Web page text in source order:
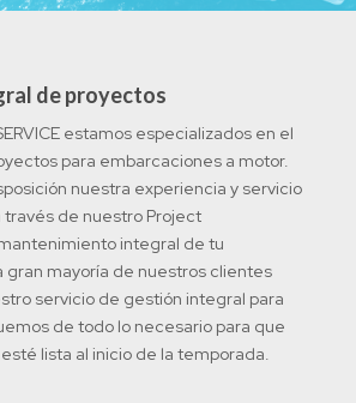
de proyectos
estamos especializados en el
para embarcaciones a motor.
nuestra experiencia y servicio
través de nuestro Project
integral de tu
gran mayoría de nuestros clientes
servicio de gestión integral para
de todo lo necesario para que
lista al inicio de la temporada.